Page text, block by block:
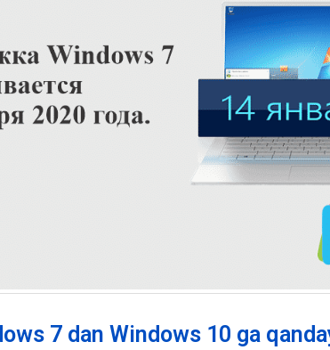
7 dan Windows 10 ga